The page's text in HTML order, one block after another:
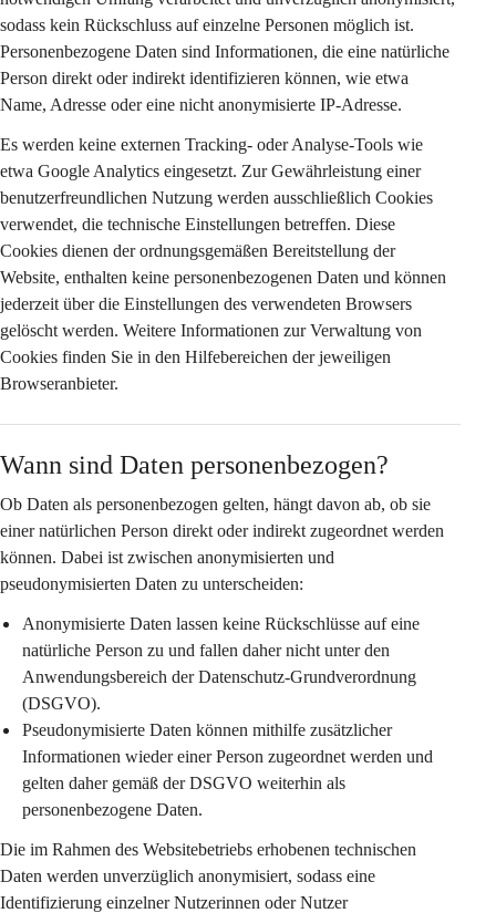
sodass kein Rückschluss auf einzelne Personen möglich ist.
Personenbezogene Daten sind Informationen, die eine natürliche
Person direkt oder indirekt identifizieren können, wie etwa
Name, Adresse oder eine nicht anonymisierte IP-Adresse.
Es werden keine externen Tracking- oder Analyse-Tools wie
etwa Google Analytics eingesetzt. Zur Gewährleistung einer
benutzerfreundlichen Nutzung werden ausschließlich Cookies
verwendet, die technische Einstellungen betreffen. Diese
Cookies dienen der ordnungsgemäßen Bereitstellung der
Website, enthalten keine personenbezogenen Daten und können
jederzeit über die Einstellungen des verwendeten Browsers
gelöscht werden. Weitere Informationen zur Verwaltung von
Cookies finden Sie in den Hilfebereichen der jeweiligen
Browseranbieter.
Wann sind Daten personenbezogen?
Ob Daten als personenbezogen gelten, hängt davon ab, ob sie
einer natürlichen Person direkt oder indirekt zugeordnet werden
können. Dabei ist zwischen anonymisierten und
pseudonymisierten Daten zu unterscheiden:
Anonymisierte Daten lassen keine Rückschlüsse auf eine
natürliche Person zu und fallen daher nicht unter den
Anwendungsbereich der Datenschutz-Grundverordnung
(DSGVO).
Pseudonymisierte Daten können mithilfe zusätzlicher
Informationen wieder einer Person zugeordnet werden und
gelten daher gemäß der DSGVO weiterhin als
personenbezogene Daten.
Die im Rahmen des Websitebetriebs erhobenen technischen
Daten werden unverzüglich anonymisiert, sodass eine
Identifizierung einzelner Nutzerinnen oder Nutzer